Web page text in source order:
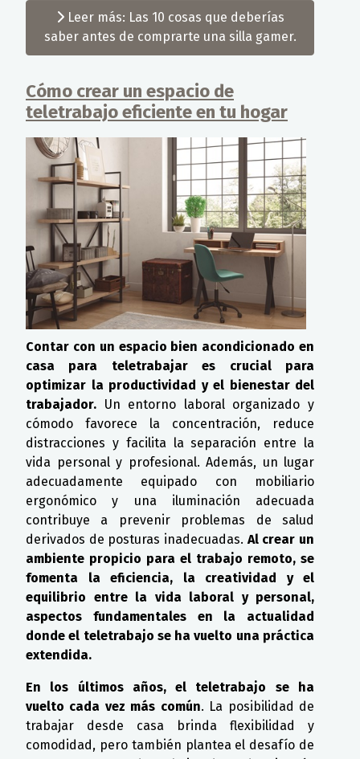
Leer más: Las 10 cosas que deberías
saber antes de comprarte una silla gamer.
Cómo crear un espacio de
teletrabajo eficiente en tu hogar
Contar con un espacio bien acondicionado en
casa para teletrabajar es crucial para
optimizar la productividad y el bienestar del
trabajador. Un entorno laboral organizado y
cómodo favorece la concentración, reduce
distracciones y facilita la separación entre la
vida personal y profesional. Además, un lugar
adecuadamente equipado con mobiliario
ergonómico y una iluminación adecuada
contribuye a prevenir problemas de salud
derivados de posturas inadecuadas. Al crear un
ambiente propicio para el trabajo remoto, se
fomenta la eficiencia, la creatividad y el
equilibrio entre la vida laboral y personal,
aspectos fundamentales en la actualidad
donde el teletrabajo se ha vuelto una práctica
extendida.
En los últimos años, el teletrabajo se ha
vuelto cada vez más común. La posibilidad de
trabajar desde casa brinda flexibilidad y
comodidad, pero también plantea el desafío de